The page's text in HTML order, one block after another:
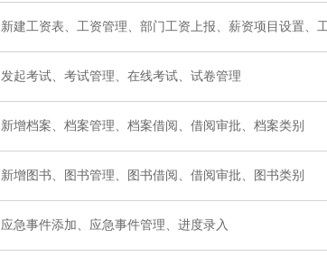
新建工资表、工资管理、部门工资上报、薪资项目设置、
发起考试、考试管理、在线考试、试卷管理
新增档案、档案管理、档案借阅、借阅审批、档案类别
新增图书、图书管理、图书借阅、借阅审批、图书类别
应急事件添加、应急事件管理、进度录入